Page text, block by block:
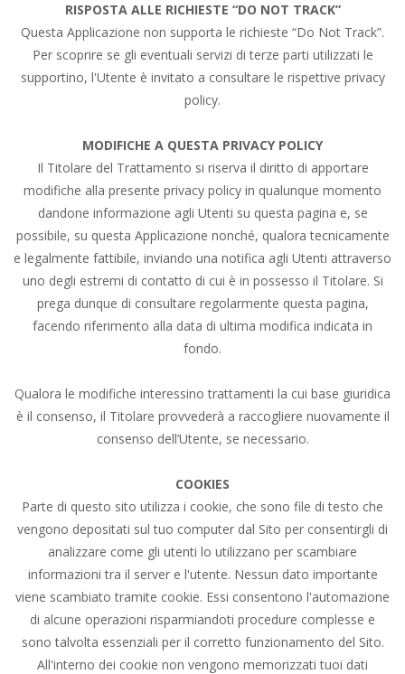
RISPOSTA ALLE RICHIESTE “DO NOT TRACK”
Questa Applicazione non supporta le richieste “Do Not Track”.
Per scoprire se gli eventuali servizi di terze parti utilizzati le
supportino, l'Utente è invitato a consultare le rispettive privacy
policy.
MODIFICHE A QUESTA PRIVACY POLICY
Il Titolare del Trattamento si riserva il diritto di apportare
modifiche alla presente privacy policy in qualunque momento
dandone informazione agli Utenti su questa pagina e, se
possibile, su questa Applicazione nonché, qualora tecnicamente
e legalmente fattibile, inviando una notifica agli Utenti attraverso
uno degli estremi di contatto di cui è in possesso il Titolare. Si
prega dunque di consultare regolarmente questa pagina,
facendo riferimento alla data di ultima modifica indicata in
fondo.
Qualora le modifiche interessino trattamenti la cui base giuridica
è il consenso, il Titolare provvederà a raccogliere nuovamente il
consenso dell’Utente, se necessario.
COOKIES
Parte di questo sito utilizza i cookie, che sono file di testo che
vengono depositati sul tuo computer dal Sito per consentirgli di
analizzare come gli utenti lo utilizzano per scambiare
informazioni tra il server e l'utente. Nessun dato importante
viene scambiato tramite cookie. Essi consentono l'automazione
di alcune operazioni risparmiandoti procedure complesse e
sono talvolta essenziali per il corretto funzionamento del Sito.
All'interno dei cookie non vengono memorizzati tuoi dati